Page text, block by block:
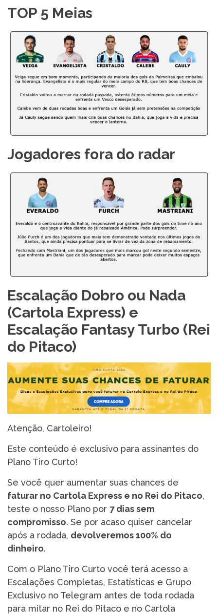
TOP 5 Meias
Jogadores fora do radar
Escalação Dobro ou Nada
(Cartola Express) e
Escalação Fantasy Turbo (Rei
do Pitaco)
Atenção, Cartoleiro!
Este conteúdo é exclusivo para assinantes do
Plano Tiro Curto!
Se você quer aumentar suas chances de
faturar no Cartola Express e no Rei do Pitaco,
teste o nosso Plano por 7 dias sem
compromisso. Se por acaso quiser cancelar
após a rodada, devolveremos 100% do
dinheiro.
Com o Plano Tiro Curto você terá acesso a
Escalações Completas, Estatísticas e Grupo
Exclusivo no Telegram antes de toda rodada
para mitar no Rei do Pitaco e no Cartola